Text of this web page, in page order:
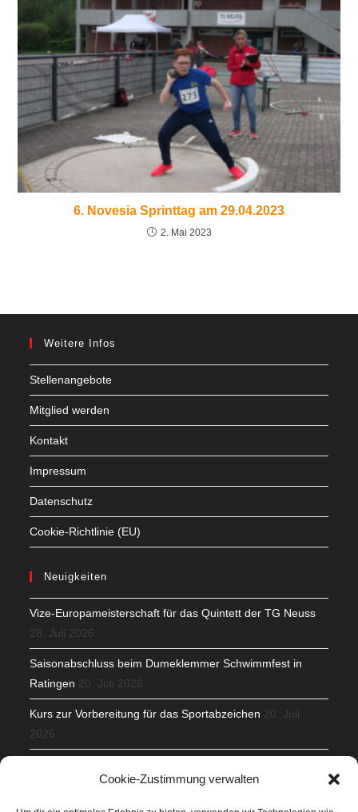
Cookie-Zustimmung verwalten
6. Novesia Sprinttag am 29.04.2023
2. Mai 2023
Weitere Infos
Stellenangebote
Mitglied werden
Kontakt
Impressum
Datenschutz
Cookie-Richtlinie (EU)
Neuigkeiten
Vize-Europameisterschaft für das Quintett der TG Neuss
28. Juli 2026
Saisonabschluss beim Dumeklemmer Schwimmfest in
Ratingen 20. Juli 2026
Kurs zur Vorbereitung für das Sportabzeichen 20. Juli
2026